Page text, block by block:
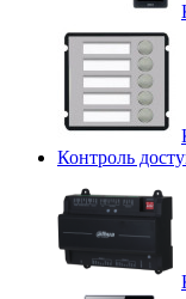
Контроль